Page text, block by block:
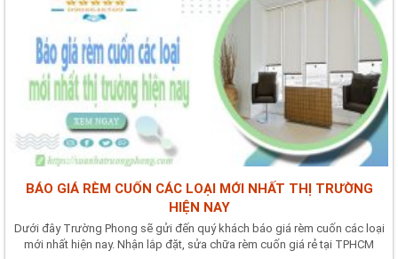
BÁO GIÁ RÈM CUỐN CÁC LOẠI MỚI NHẤT THỊ TRƯỜNG
HIỆN NAY
Dưới đây Trường Phong sẽ gửi đến quý khách báo giá rèm cuốn các loại
mới nhất hiện nay. Nhận lắp đặt, sửa chữa rèm cuốn giá rẻ tại TPHCM